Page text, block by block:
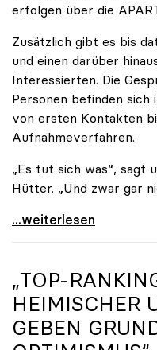
erfolgen über die
Zusätzlich gibt es bis
und einen darüber
Interessierten. Die
Personen befinden sich
von ersten Kontakten
Aufnahmeverfahren.
„Es tut sich was“, sagt
Hütter. „Und zwar gar
Reges Interesse von
...weiterlesen
„TOP-
HEIMISCHER
GEBEN